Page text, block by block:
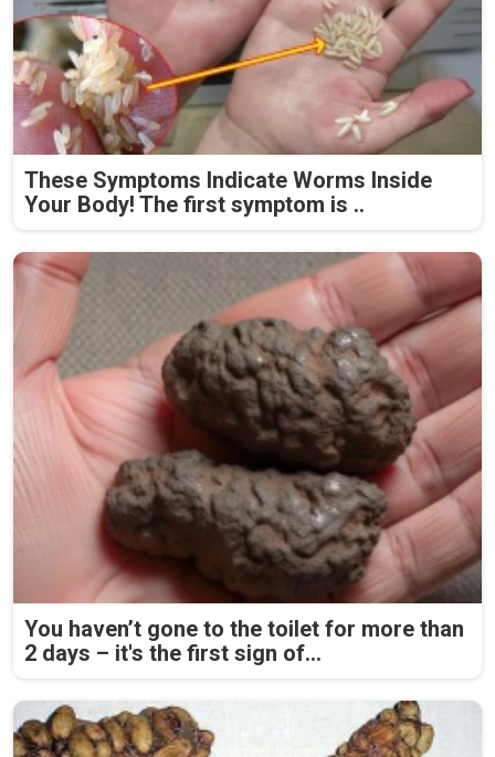
These Symptoms Indicate Worms Inside
Your Body! The first symptom is ..
You haven’t gone to the toilet for more than
2 days – it's the first sign of...